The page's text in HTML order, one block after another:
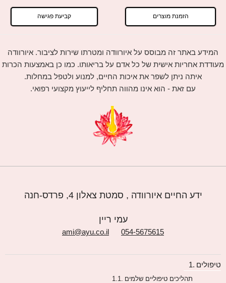
הזמנת מוצרים קביעת פגישה
המידע באתר זה מבוסס על איורוודה ומטרתו שירות לציבור. איורוודה
מעודדת אחריות אישית של כל אדם על בריאותו. כמו כן באמצעות הכרות
איתה ניתן לשפר את איכות החיים, למנוע ולטפל במחלות.
עם זאת - הוא אינו מהווה תחליף לייעוץ מקצועי רפואי.
ידע החיים איורוודה , סמטת צאלון 4, פרדס-חנה
עמי ריין
054-5675615
ami@ayu.co.il
טיפולים
תהליכים טיפוליים שלמים